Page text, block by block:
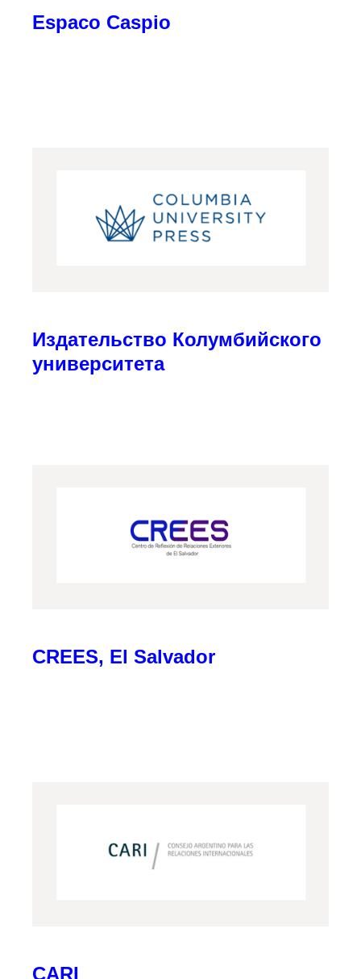
Espaco Caspio
Издательство Колумбийского
университета
CREES, El Salvador
CARI